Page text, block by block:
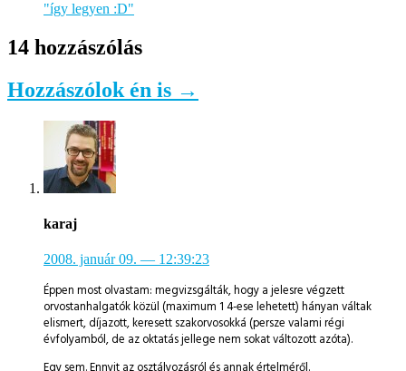
"így legyen :D"
14 hozzászólás
Hozzászólok én is →
karaj
2008. január 09. — 12:39:23
Éppen most olvastam: megvizsgálták, hogy a jelesre végzett
orvostanhalgatók közül (maximum 1 4-ese lehetett) hányan váltak
elismert, díjazott, keresett szakorvosokká (persze valami régi
évfolyamból, de az oktatás jellege nem sokat változott azóta).
Egy sem. Ennyit az osztályozásról és annak értelméről.